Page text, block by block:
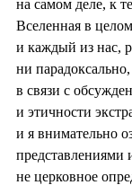
на самом деле, к
Вселенная в
и каждый из нас,
ни
в связи с
и этичности
и я внимательно
представлениями
не церковное